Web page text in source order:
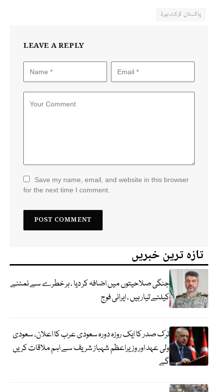
پاکستان کرکٹ بورڈ
LEAVE A REPLY
Save my name, email, and website in this browser
for the next time I comment.
تازہ ترین خبریں
جنگی صلاحیتوں میں اضافہ کر دیا ، ہر خطرے سے نمٹنے
کیلئے تیار ہیں ، ایرانی فوج
ترک صدر کا ایک روزہ دورہ سعودی عرب کا اعلان، سعودی
ولی عہد اور وزیراعظم شہباز شریف سے اہم ملاقات کریں
گے